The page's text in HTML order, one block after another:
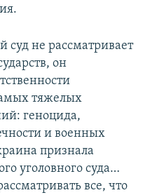
не рассматривает
он
тяжелых
геноцида,
и военных
признала
уголовного суда…
все, что